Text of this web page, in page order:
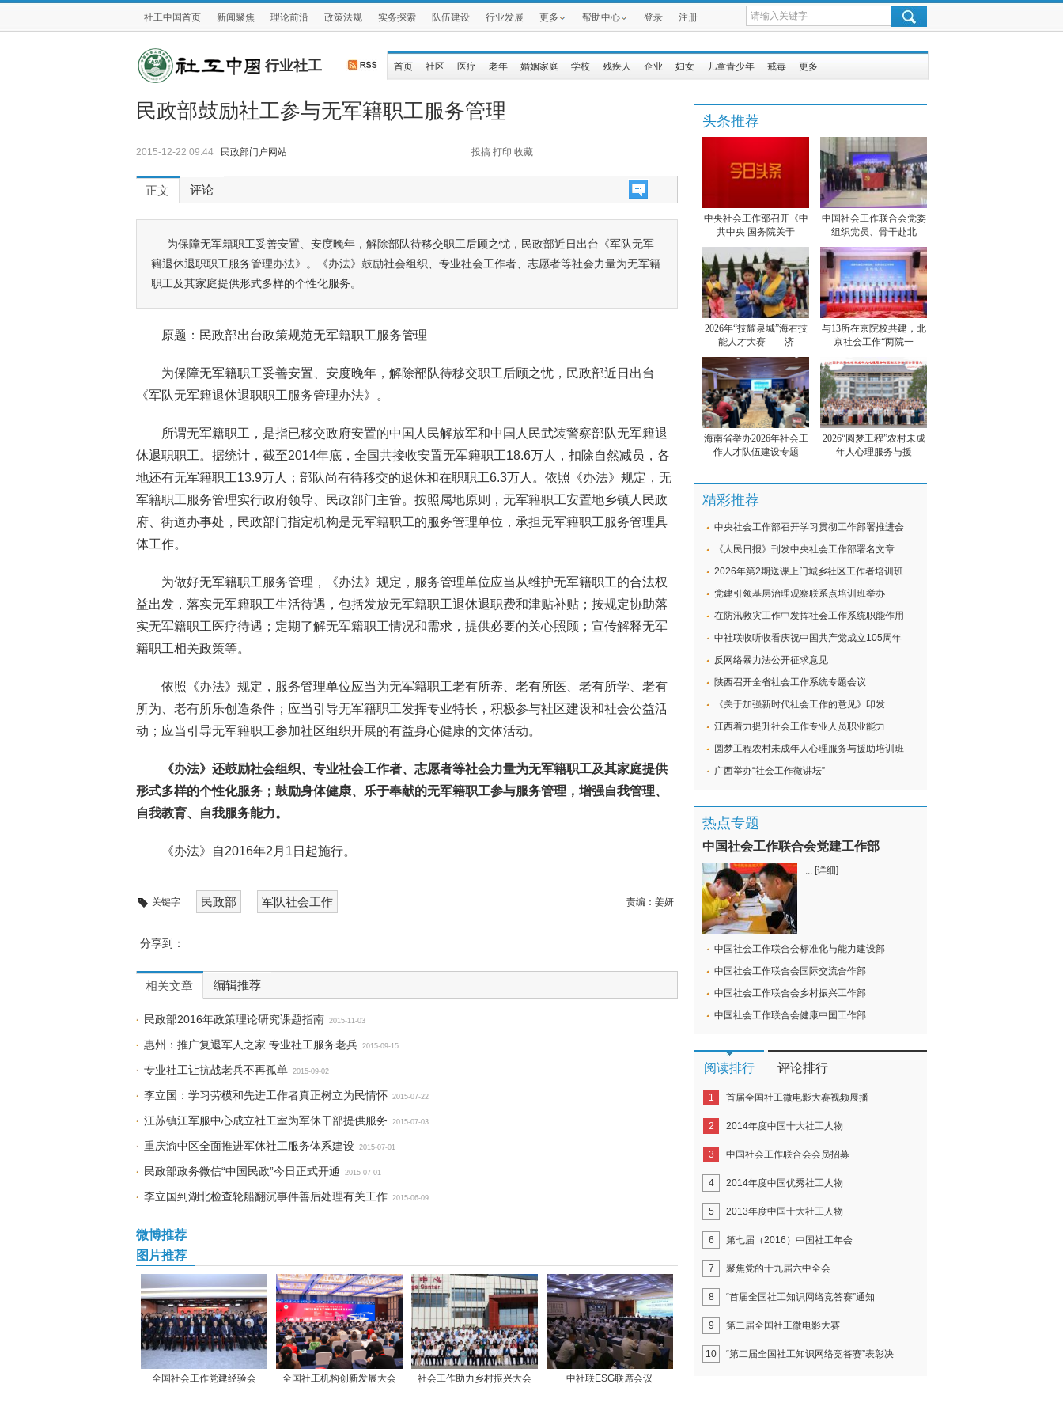
社工中国首页 新闻聚焦 理论前沿 政策法规 实务探索 队伍建设 行业发展 更多 帮助中心 登录 注册
行业社工 首页 社区 医疗 老年 婚姻家庭 学校 残疾人 企业 妇女 儿童青少年 戒毒 更多
民政部鼓励社工参与无军籍职工服务管理
2015-12-22 09:44 民政部门户网站 投搞 打印 收藏
正文 评论
为保障无军籍职工妥善安置、安度晚年，解除部队待移交职工后顾之忧，民政部近日出台《军队无军
籍退休退职职工服务管理办法》。《办法》鼓励社会组织、专业社会工作者、志愿者等社会力量为无军籍
职工及其家庭提供形式多样的个性化服务。
原题：民政部出台政策规范无军籍职工服务管理
为保障无军籍职工妥善安置、安度晚年，解除部队待移交职工后顾之忧，民政部近日出台
《军队无军籍退休退职职工服务管理办法》。
所谓无军籍职工，是指已移交政府安置的中国人民解放军和中国人民武装警察部队无军籍退
休退职职工。据统计，截至2014年底，全国共接收安置无军籍职工18.6万人，扣除自然减员，各
地还有无军籍职工13.9万人；部队尚有待移交的退休和在职职工6.3万人。依照《办法》规定，无
军籍职工服务管理实行政府领导、民政部门主管。按照属地原则，无军籍职工安置地乡镇人民政
府、街道办事处，民政部门指定机构是无军籍职工的服务管理单位，承担无军籍职工服务管理具
体工作。
为做好无军籍职工服务管理，《办法》规定，服务管理单位应当从维护无军籍职工的合法权
益出发，落实无军籍职工生活待遇，包括发放无军籍职工退休退职费和津贴补贴；按规定协助落
实无军籍职工医疗待遇；定期了解无军籍职工情况和需求，提供必要的关心照顾；宣传解释无军
籍职工相关政策等。
依照《办法》规定，服务管理单位应当为无军籍职工老有所养、老有所医、老有所学、老有
所为、老有所乐创造条件；应当引导无军籍职工发挥专业特长，积极参与社区建设和社会公益活
动；应当引导无军籍职工参加社区组织开展的有益身心健康的文体活动。
《办法》还鼓励社会组织、专业社会工作者、志愿者等社会力量为无军籍职工及其家庭提供
形式多样的个性化服务；鼓励身体健康、乐于奉献的无军籍职工参与服务管理，增强自我管理、
自我教育、自我服务能力。
《办法》自2016年2月1日起施行。
关键字 民政部 军队社会工作 责编： 姜妍
分享到：
相关文章 编辑推荐
民政部2016年政策理论研究课题指南 2015-11-03
惠州：推广复退军人之家 专业社工服务老兵 2015-09-15
专业社工让抗战老兵不再孤单 2015-09-02
李立国：学习劳模和先进工作者真正树立为民情怀 2015-07-22
江苏镇江军服中心成立社工室为军休干部提供服务 2015-07-03
重庆渝中区全面推进军休社工服务体系建设 2015-07-01
民政部政务微信“中国民政”今日正式开通 2015-07-01
李立国到湖北检查轮船翻沉事件善后处理有关工作 2015-06-09
微博推荐
图片推荐
全国社会工作党建经验会 全国社工机构创新发展大会 社会工作助力乡村振兴大会 中社联ESG联席会议
头条推荐
中央社会工作部召开《中
共中央 国务院关于
中国社会工作联合会党委
组织党员、骨干赴北
2026年“技耀泉城”海右技
能人才大赛——济
与13所在京院校共建，北
京社会工作“两院一
海南省举办2026年社会工
作人才队伍建设专题
2026“圆梦工程”农村未成
年人心理服务与援
精彩推荐
中央社会工作部召开学习贯彻工作部署推进会
《人民日报》刊发中央社会工作部署名文章
2026年第2期送课上门城乡社区工作者培训班
党建引领基层治理观察联系点培训班举办
在防汛救灾工作中发挥社会工作系统职能作用
中社联收听收看庆祝中国共产党成立105周年
反网络暴力法公开征求意见
陕西召开全省社会工作系统专题会议
《关于加强新时代社会工作的意见》印发
江西着力提升社会工作专业人员职业能力
圆梦工程农村未成年人心理服务与援助培训班
广西举办“社会工作微讲坛”
热点专题
中国社会工作联合会党建工作部
... [详细]
中国社会工作联合会标准化与能力建设部
中国社会工作联合会国际交流合作部
中国社会工作联合会乡村振兴工作部
中国社会工作联合会健康中国工作部
阅读排行 评论排行
1 首届全国社工微电影大赛视频展播
2 2014年度中国十大社工人物
3 中国社会工作联合会会员招募
4 2014年度中国优秀社工人物
5 2013年度中国十大社工人物
6 第七届（2016）中国社工年会
7 聚焦党的十九届六中全会
8 “首届全国社工知识网络竞答赛”通知
9 第二届全国社工微电影大赛
10 “第二届全国社工知识网络竞答赛”表彰决